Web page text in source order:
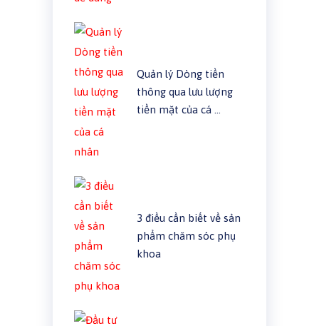
Quản lý Dòng tiền
thông qua lưu lượng
tiền mặt của cá …
3 điều cần biết về sản
phẩm chăm sóc phụ
khoa